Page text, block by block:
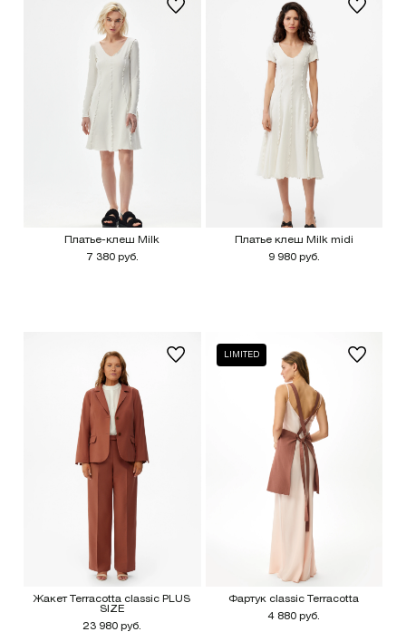
Платье-клеш Milk
7 380 руб.
Платье клеш Milk midi
9 980 руб.
Жакет Terracotta classic PLUS
SIZE
23 980 руб.
LIMITED
Фартук classic Terracotta
4 880 руб.